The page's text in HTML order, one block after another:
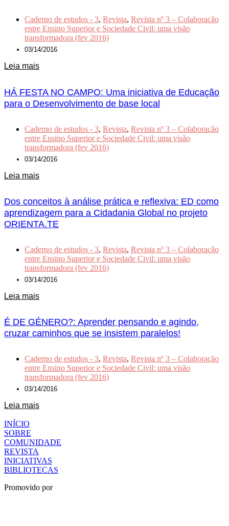
Caderno de estudos - 3, Revista, Revista nº 3 – Colaboração
entre Ensino Superior e Sociedade Civil: uma visão
transformadora (fev 2016)
03/14/2016
Leia mais
HÁ FESTA NO CAMPO: Uma iniciativa de Educação
para o Desenvolvimento de base local
Caderno de estudos - 3, Revista, Revista nº 3 – Colaboração
entre Ensino Superior e Sociedade Civil: uma visão
transformadora (fev 2016)
03/14/2016
Leia mais
Dos conceitos à análise prática e reflexiva: ED como
aprendizagem para a Cidadania Global no projeto
ORIENTA.TE
Caderno de estudos - 3, Revista, Revista nº 3 – Colaboração
entre Ensino Superior e Sociedade Civil: uma visão
transformadora (fev 2016)
03/14/2016
Leia mais
É DE GÉNERO?: Aprender pensando e agindo,
cruzar caminhos que se insistem paralelos!
Caderno de estudos - 3, Revista, Revista nº 3 – Colaboração
entre Ensino Superior e Sociedade Civil: uma visão
transformadora (fev 2016)
03/14/2016
Leia mais
INÍCIO
SOBRE
COMUNIDADE
REVISTA
INICIATIVAS
BIBLIOTECAS
Promovido por